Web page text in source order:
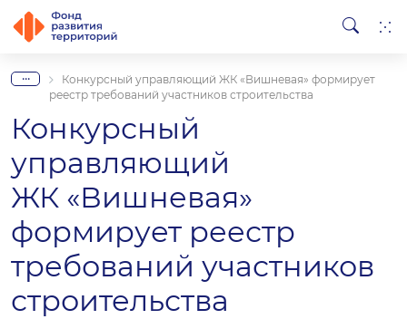
...
Конкурсный управляющий ЖК «Вишневая» формирует
реестр требований участников строительства
Конкурсный
управляющий
ЖК «Вишневая»
формирует реестр
требований участников
строительства